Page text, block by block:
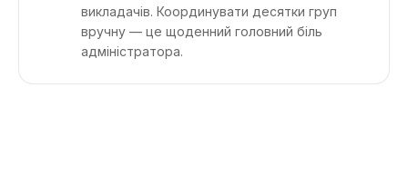
викладачів. Координувати десятки груп
вручну — це щоденний головний біль
адміністратора.